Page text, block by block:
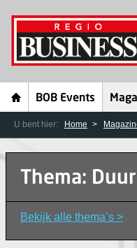
BOB Events
U bent hier: Home
Thema:
Bekijk alle thema’s >